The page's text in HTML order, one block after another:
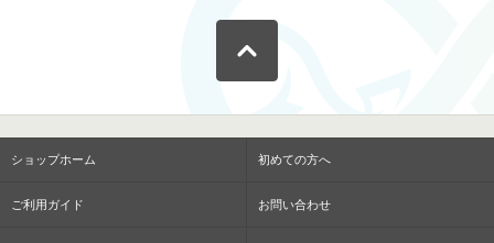
ショップホーム 初めての方へ
ご利用ガイド お問い合わせ